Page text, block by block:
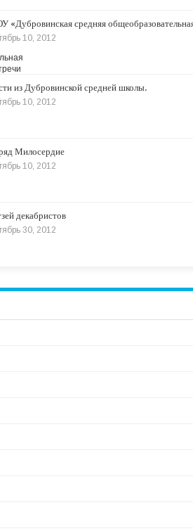
«Дубровинская средняя
10, 2012
из Дубровинской средней школы.
10, 2012
Милосердие
10, 2012
декабристов
30, 2012